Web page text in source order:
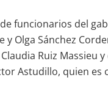
funcionarios del
y Olga Sánchez
Ruiz Massieu
Astudillo, quien es